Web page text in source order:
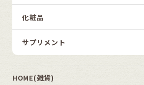
化粧品
サプリメント
HOME(雑貨)